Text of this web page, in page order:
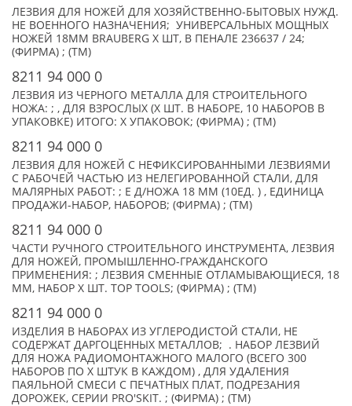
ЛЕЗВИЯ ДЛЯ НОЖЕЙ ДЛЯ ХОЗЯЙСТВЕННО-БЫТОВЫХ НУЖД.
НЕ ВОЕННОГО НАЗНАЧЕНИЯ; УНИВЕРСАЛЬНЫХ МОЩНЫХ
НОЖЕЙ 18ММ BRAUBERG X ШТ, В ПЕНАЛЕ 236637 / 24;
(ФИРМА) ; (TM)
8211 94 000 0
ЛЕЗВИЯ ИЗ ЧЕРНОГО МЕТАЛЛА ДЛЯ СТРОИТЕЛЬНОГО
НОЖА: ; , ДЛЯ ВЗРОСЛЫХ (X ШТ. В НАБОРЕ, 10 НАБОРОВ В
УПАКОВКЕ) ИТОГО: X УПАКОВОК; (ФИРМА) ; (TM)
8211 94 000 0
ЛЕЗВИЯ ДЛЯ НОЖЕЙ С НЕФИКСИРОВАННЫМИ ЛЕЗВИЯМИ
С РАБОЧЕЙ ЧАСТЬЮ ИЗ НЕЛЕГИРОВАННОЙ СТАЛИ, ДЛЯ
МАЛЯРНЫХ РАБОТ: ; Е Д/НОЖА 18 ММ (10ЕД. ) , ЕДИНИЦА
ПРОДАЖИ-НАБОР, НАБОРОВ; (ФИРМА) ; (TM)
8211 94 000 0
ЧАСТИ РУЧНОГО СТРОИТЕЛЬНОГО ИНСТРУМЕНТА, ЛЕЗВИЯ
ДЛЯ НОЖЕЙ, ПРОМЫШЛЕННО-ГРАЖДАНСКОГО
ПРИМЕНЕНИЯ: ; ЛЕЗВИЯ СМЕННЫЕ ОТЛАМЫВАЮЩИЕСЯ, 18
ММ, НАБОР X ШТ. TOP TOOLS; (ФИРМА) ; (TM)
8211 94 000 0
ИЗДЕЛИЯ В НАБОРАХ ИЗ УГЛЕРОДИСТОЙ СТАЛИ, НЕ
СОДЕРЖАТ ДАРГОЦЕННЫХ МЕТАЛЛОВ; . НАБОР ЛЕЗВИЙ
ДЛЯ НОЖА РАДИОМОНТАЖНОГО МАЛОГО (ВСЕГО 300
НАБОРОВ ПО X ШТУК В КАЖДОМ) , ДЛЯ УДАЛЕНИЯ
ПАЯЛЬНОЙ СМЕСИ С ПЕЧАТНЫХ ПЛАТ, ПОДРЕЗАНИЯ
ДОРОЖЕК, СЕРИИ PRO'SKIT. ; (ФИРМА) ; (TM)